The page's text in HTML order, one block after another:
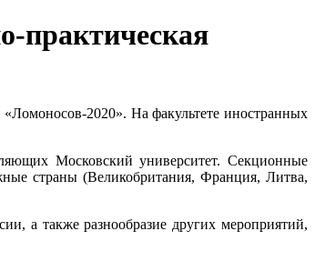
практическая
«Ломоносов-2020». На факультете иностранных
Московский университет. Секционные
страны (Великобритания, Франция, Литва,
а также разнообразие других мероприятий,